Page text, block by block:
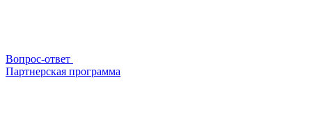
Вопрос-ответ
Партнерская программа